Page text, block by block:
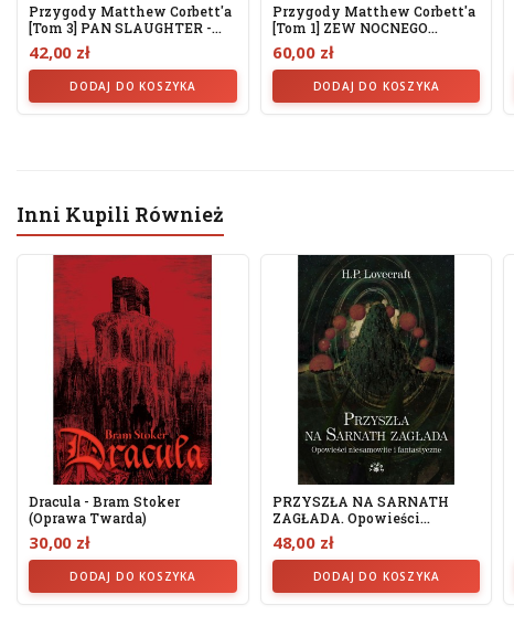
Przygody Matthew Corbett'a
[tom 3] PAN SLAUGHTER -...
42,00 zł
DODAJ DO KOSZYKA
Przygody Matthew Corbett'a
[tom 1] ZEW NOCNEGO
PTAKA...
60,00 zł
DODAJ DO KOSZYKA
Inni Kupili Również
Dracula - Bram Stoker
(oprawa Twarda)
30,00 zł
DODAJ DO KOSZYKA
PRZYSZŁA NA SARNATH
ZAGŁADA. Opowieści
Niesamowite I...
48,00 zł
DODAJ DO KOSZYKA